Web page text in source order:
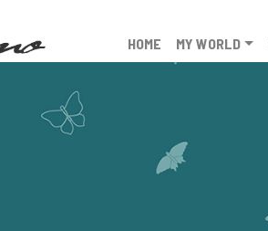
HOME MY WORLD